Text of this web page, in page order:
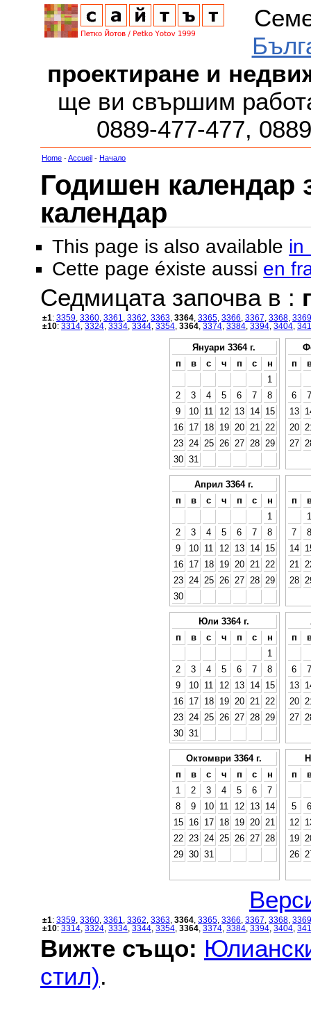
проектиране и
ще ви свършим
0889-477-477,
Home -Accueil - Начало
Годишен календар
календар
This page is also available in
Cette page éxiste aussi en
Седмицата започва в :
±1: 3359 3360 3361 3362 3363 3364 3365 3366 3367 3368 3369
±10: 3314 3324 3334 3344 3354 3364 3374 3384 3394 3404
Януари 3364 г.
п
в с ч п с
н
1
2
3 4 5 6 7
8
9
10 11 12 13 14
15
16
17 18 19 20 21
22
23
24 25 26 27 28
29
30 31
п
6
7
13
20
27
Април 3364 г.
п
в с ч п с
н
1
2
3 4 5 6 7
8
9
10 11 12 13 14
15
16
17 18 19 20 21
22
23
24 25 26 27 28
29
30
п
1
7
8
14
21
28
Юли 3364 г.
п
в с ч п с
н
1
2
3 4 5 6 7
8
9
10 11 12 13 14
15
16
17 18 19 20 21
22
23
24 25 26 27 28
29
30 31
п
6
7
13
20
27
Октомври 3364 г.
п
в с ч п с
н
1
2 3 4 5 6
7
8
9 10 11 12 13
14
15
16 17 18 19 20
21
22
23 24 25 26 27
28
29 30 31
п
5
6
12
19
26
±1: 3359 3360 3361 3362 3363 3364 3365 3366 3367 3368 3369
±10: 3314 3324 3334 3344 3354 3364 3374 3384 3394 3404
Вижте също:
стил).